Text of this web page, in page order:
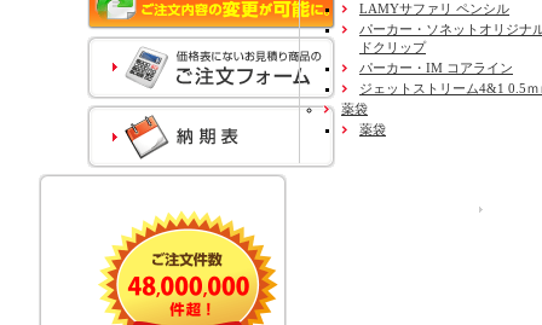
LAMYサファリ ペンシル
パーカー・ソネットオリジナ
ドクリップ
パーカー・IM コアライン
ジェットストリーム4&1 0.5ｍ
薬袋
薬袋